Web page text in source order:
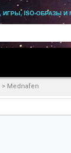
ИГРЫ, ISO-ОБРАЗЫ И
> Mednafen